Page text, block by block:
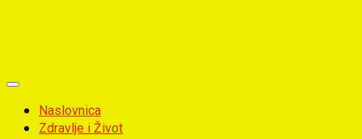
Primary
MenuNaslovnica
Zdravlje i Život